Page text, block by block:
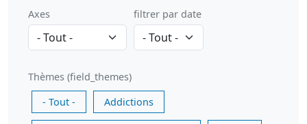
Axes filtrer par date
Thèmes (field_themes)
- Tout -
Addictions